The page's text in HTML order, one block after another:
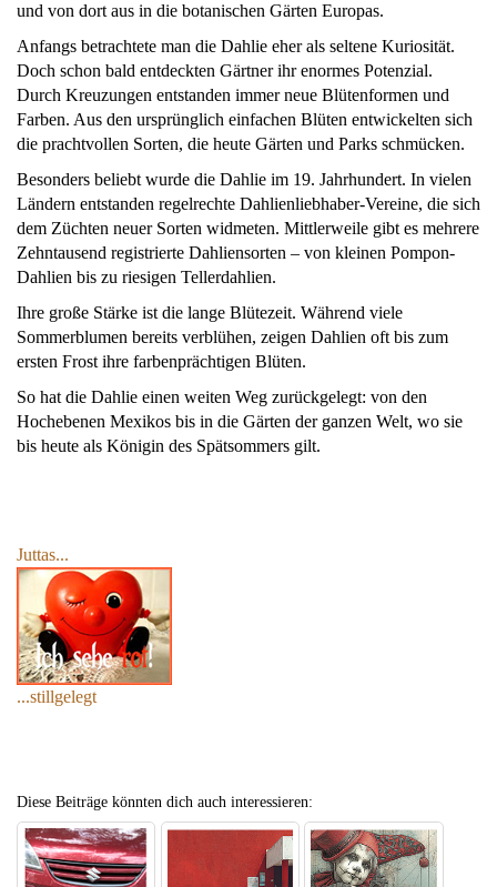
und von dort aus in die botanischen Gärten Europas.
Anfangs betrachtete man die Dahlie eher als seltene Kuriosität.
Doch schon bald entdeckten Gärtner ihr enormes Potenzial.
Durch Kreuzungen entstanden immer neue Blütenformen und
Farben. Aus den ursprünglich einfachen Blüten entwickelten sich
die prachtvollen Sorten, die heute Gärten und Parks schmücken.
Besonders beliebt wurde die Dahlie im 19. Jahrhundert. In vielen
Ländern entstanden regelrechte Dahlienliebhaber-Vereine, die sich
dem Züchten neuer Sorten widmeten. Mittlerweile gibt es mehrere
Zehntausend registrierte Dahliensorten – von kleinen Pompon-
Dahlien bis zu riesigen Tellerdahlien.
Ihre große Stärke ist die lange Blütezeit. Während viele
Sommerblumen bereits verblühen, zeigen Dahlien oft bis zum
ersten Frost ihre farbenprächtigen Blüten.
So hat die Dahlie einen weiten Weg zurückgelegt: von den
Hochebenen Mexikos bis in die Gärten der ganzen Welt, wo sie
bis heute als Königin des Spätsommers gilt.
Juttas...
...stillgelegt
Diese Beiträge könnten dich auch interessieren: